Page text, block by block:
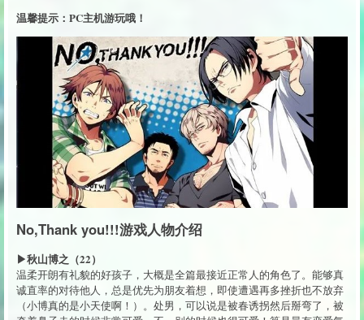
温馨提示：PC主机游玩哦！
No,Thank you!!!游戏人物介绍
▶秋山博之（22）
温柔开朗有礼貌的好孩子，大概是全篇最接近正常人的角色了。能够真
诚直率的对待他人，总是优先为朋友着想，即使遭遇再多挫折也不放弃
（小博真的是小天使啊！）。处男，可以说是被春诱拐然后掰弯了，被